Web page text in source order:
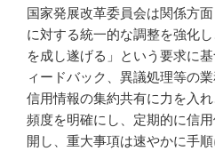
国家発展改革委員会は関係方
に対する統一的な調整を強化
を成し遂げる」という要求に
ィードバック、異議処理等の
信用情報の集約共有に力を入れ
頻度を明確にし、定期的に信
開し、重大事項は速やかに手順